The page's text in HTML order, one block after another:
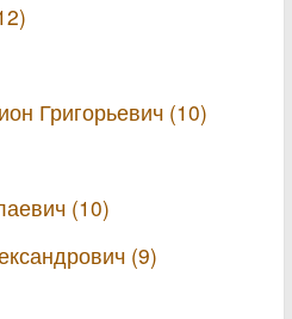
Григорьевич (10)
(10)
(9)